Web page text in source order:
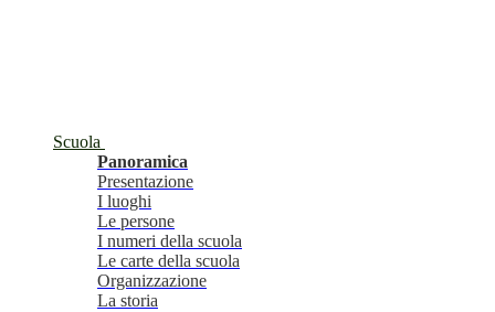
Scuola
Panoramica
Presentazione
I luoghi
Le persone
I numeri della scuola
Le carte della scuola
Organizzazione
La storia